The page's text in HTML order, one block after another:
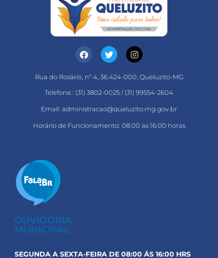
Rua do Rosário, nº 4, 36.424-000, Queluzito-MG
Telefone.: (31) 3802-0025 / (31) 99554-2604
Email: administracao@queluzito.mg.gov.br
Horário de Funcionamento: 08:00 as 16:00 horas
OUVIDORIA
MUNICIPAL
SEGUNDA A SEXTA-FEIRA DE 08:00 ÁS 16:00 HRS